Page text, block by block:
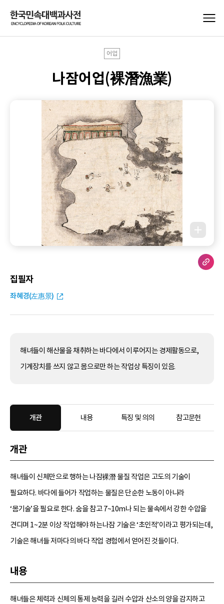
어업
나잠어업(裸潛漁業)
집필자
좌혜경(左惠景)
해녀들이 해산물을 채취하는 바다에서 이루어지는 경제활동으로,
기계장치를 쓰지 않고 몸으로만 하는 작업상 특징이 있음.
개관 내용 특징 및 의의 참고문헌
개관
해녀들이 신체만으로 행하는 나잠裸潛 물질 작업은 고도의 기술이
필요하다. 바다에 들어가 작업하는 물질은 단순한 노동이 아니라
‘몸기술’을 필요로 한다. 숨을 참고 7~10m나 되는 물속에서 강한 수압을
견디며 1~2분 이상 작업해야 하는나잠 기술은 ‘초인적’이라고 평가되는데,
기술은 해녀들 저마다의 바다 작업 경험에서 얻어진 것들이다.
내용
해녀들은 체력과 신체의 통제 능력을 길러 수압과 산소의 양을 감지하고